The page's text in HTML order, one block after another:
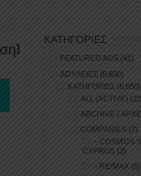
ΚΑΤΗΓΟΡΙΕΣ
FEATURED ADS (41)
ΔΟΥΛΕΙΕΣ (6,650)
ΚΑΤΗΓΟΡΙΕΣ (6,650)
ALL (ACTIVE)
ARCHIVE /
COMPANIES (7)
– COSMOS
CYPRUS (2)
– RE/MAX (5)